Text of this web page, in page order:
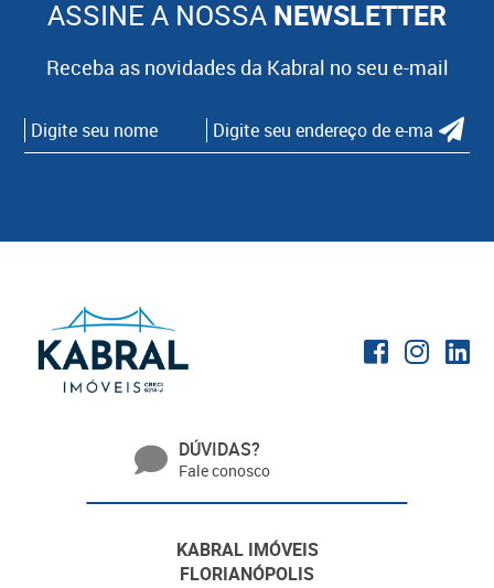
ASSINE A NOSSA NEWSLETTER
Receba as novidades da Kabral no seu e-mail
DÚVIDAS?
Fale conosco
KABRAL IMÓVEIS
FLORIANÓPOLIS